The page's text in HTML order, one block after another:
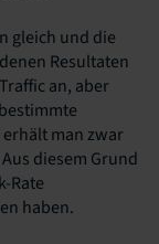
gleich und die
Resultaten
an, aber
man zwar
diesem Grund
Rate
haben.